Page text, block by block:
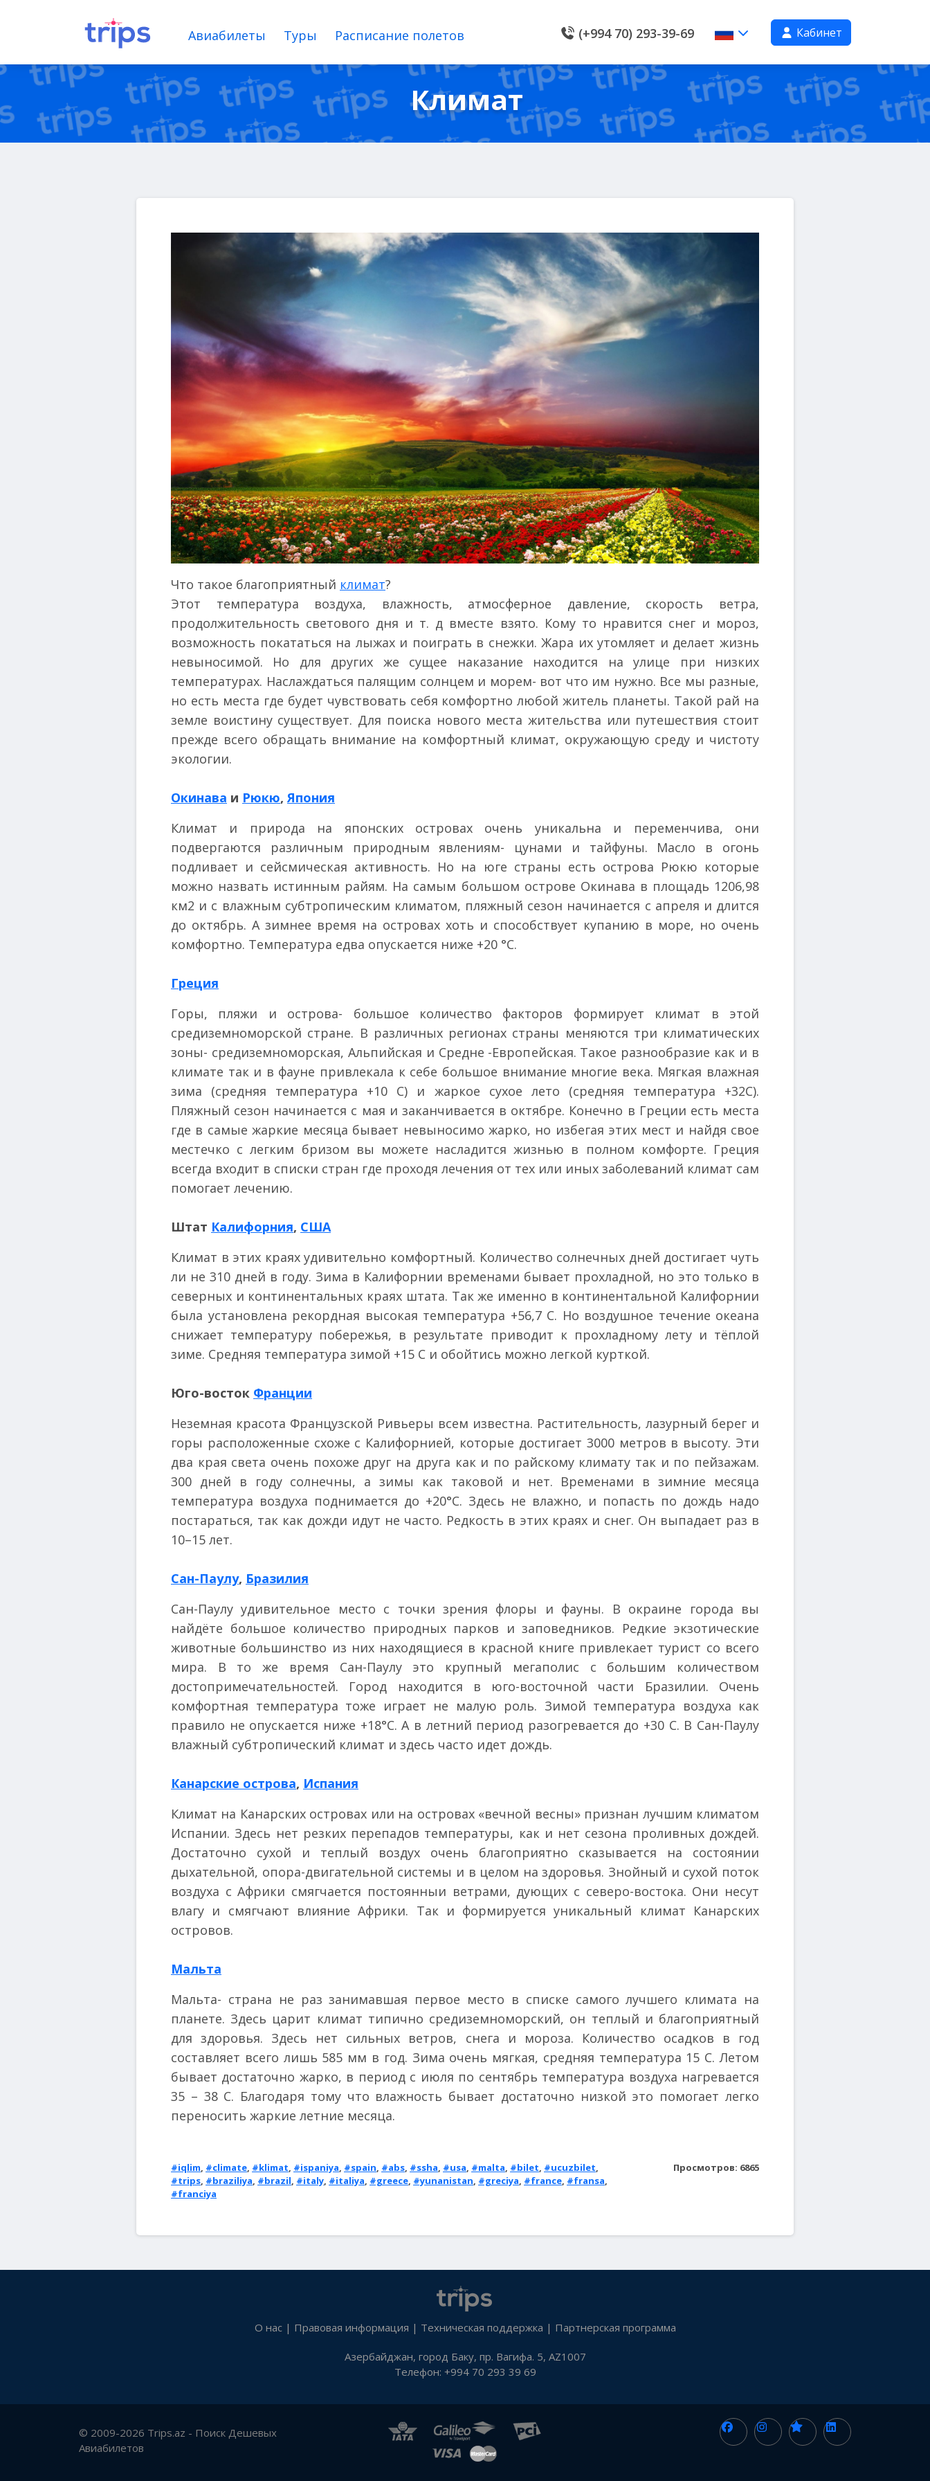
Авиабилеты Туры Расписание полетов (+994 70) 293-39-69 Кабинет
Климат
Что такое благоприятный климат?
Этот температура воздуха, влажность, атмосферное давление, скорость ветра,
продолжительность светового дня и т. д вместе взято. Кому то нравится снег и мороз,
возможность покататься на лыжах и поиграть в снежки. Жара их утомляет и делает жизнь
невыносимой. Но для других же сущее наказание находится на улице при низких
температурах. Наслаждаться палящим солнцем и морем- вот что им нужно. Все мы разные,
но есть места где будет чувствовать себя комфортно любой житель планеты. Такой рай на
земле воистину существует. Для поиска нового места жительства или путешествия стоит
прежде всего обращать внимание на комфортный климат, окружающую среду и чистоту
экологии.
Окинава и Рюкю,Япония
Климат и природа на японских островах очень уникальна и переменчива, они
подвергаются различным природным явлениям- цунами и тайфуны. Масло в огонь
подливает и сейсмическая активность. Но на юге страны есть острова Рюкю которые
можно назвать истинным райям. На самым большом острове Окинава в площадь 1206,98
км2 и с влажным субтропическим климатом, пляжный сезон начинается с апреля и длится
до октябрь. А зимнее время на островах хоть и способствует купанию в море, но очень
комфортно. Температура едва опускается ниже +20 °С.
Греция
Горы, пляжи и острова- большое количество факторов формирует климат в этой
средиземноморской стране. В различных регионах страны меняются три климатических
зоны- средиземноморская, Альпийская и Средне -Европейская. Такое разнообразие как и в
климате так и в фауне привлекала к себе большое внимание многие века. Мягкая влажная
зима (средняя температура +10 С) и жаркое сухое лето (средняя температура +32С).
Пляжный сезон начинается с мая и заканчивается в октябре. Конечно в Греции есть места
где в самые жаркие месяца бывает невыносимо жарко, но избегая этих мест и найдя свое
местечко с легким бризом вы можете насладится жизнью в полном комфорте. Греция
всегда входит в списки стран где проходя лечения от тех или иных заболеваний климат сам
помогает лечению.
Штат Калифорния, США
Климат в этих краях удивительно комфортный. Количество солнечных дней достигает чуть
ли не 310 дней в году. Зима в Калифорнии временами бывает прохладной, но это только в
северных и континентальных краях штата. Так же именно в континентальной Калифорнии
была установлена рекордная высокая температура +56,7 С. Но воздушное течение океана
снижает температуру побережья, в результате приводит к прохладному лету и тёплой
зиме. Средняя температура зимой +15 С и обойтись можно легкой курткой.
Юго-восток Франции
Неземная красота Французской Ривьеры всем известна. Растительность, лазурный берег и
горы расположенные схоже с Калифорнией, которые достигает 3000 метров в высоту. Эти
два края света очень похоже друг на друга как и по райскому климату так и по пейзажам.
300 дней в году солнечны, а зимы как таковой и нет. Временами в зимние месяца
температура воздуха поднимается до +20°С. Здесь не влажно, и попасть по дождь надо
постараться, так как дожди идут не часто. Редкость в этих краях и снег. Он выпадает раз в
10–15 лет.
Сан-Паулу, Бразилия
Сан-Паулу удивительное место с точки зрения флоры и фауны. В окраине города вы
найдёте большое количество природных парков и заповедников. Редкие экзотические
животные большинство из них находящиеся в красной книге привлекает турист со всего
мира. В то же время Сан-Паулу это крупный мегаполис с большим количеством
достопримечательностей. Город находится в юго-восточной части Бразилии. Очень
комфортная температура тоже играет не малую роль. Зимой температура воздуха как
правило не опускается ниже +18°C. А в летний период разогревается до +30 С. В Сан-Паулу
влажный субтропический климат и здесь часто идет дождь.
Канарские острова, Испания
Климат на Канарских островах или на островах «вечной весны» признан лучшим климатом
Испании. Здесь нет резких перепадов температуры, как и нет сезона проливных дождей.
Достаточно сухой и теплый воздух очень благоприятно сказывается на состоянии
дыхательной, опора-двигательной системы и в целом на здоровья. Знойный и сухой поток
воздуха с Африки смягчается постоянныи ветрами, дующих с северо-востока. Они несут
влагу и смягчают влияние Африки. Так и формируется уникальный климат Канарских
островов.
Мальта
Мальта- страна не раз занимавшая первое место в списке самого лучшего климата на
планете. Здесь царит климат типично средиземноморский, он теплый и благоприятный
для здоровья. Здесь нет сильных ветров, снега и мороза. Количество осадков в год
составляет всего лишь 585 мм в год. Зима очень мягкая, средняя температура 15 С. Летом
бывает достаточно жарко, в период с июля по сентябрь температура воздуха нагревается
35 – 38 С. Благодаря тому что влажность бывает достаточно низкой это помогает легко
переносить жаркие летние месяца.
#iqlim, #climate, #klimat, #ispaniya, #spain, #abs, #ssha, #usa, #malta, #bilet, #ucuzbilet,
#trips, #braziliya, #brazil, #italy, #italiya, #greece, #yunanistan, #greciya, #france, #fransa,
#franciya
Просмотров: 6865
О нас| Правовая информация | Техническая поддержка | Партнерская программа
Азербайджан, город Баку, пр. Вагифа. 5, AZ1007
Телефон: +994 70 293 39 69
© 2009-2026 Trips.az - Поиск Дешевых
Авиабилетов